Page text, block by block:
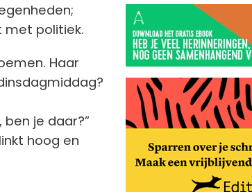
met politiek.
Haar
ben je daar?”
hoog en